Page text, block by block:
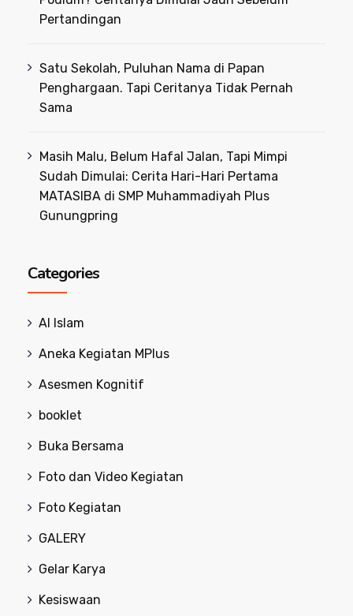
Pertandingan
Satu Sekolah, Puluhan Nama di Papan
Penghargaan. Tapi Ceritanya Tidak Pernah
Sama
Masih Malu, Belum Hafal Jalan, Tapi Mimpi
Sudah Dimulai: Cerita Hari-Hari Pertama
MATASIBA di SMP Muhammadiyah Plus
Gunungpring
Categories
Al Islam
Aneka Kegiatan MPlus
Asesmen Kognitif
booklet
Buka Bersama
Foto dan Video Kegiatan
Foto Kegiatan
GALERY
Gelar Karya
Kesiswaan